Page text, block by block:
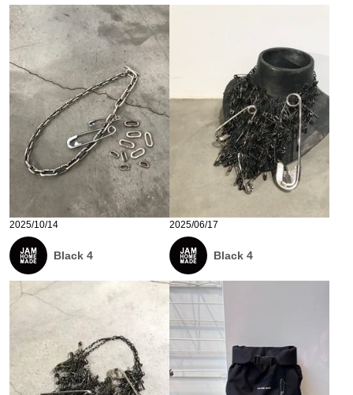
2025/10/14
Black 4
2025/06/17
Black 4